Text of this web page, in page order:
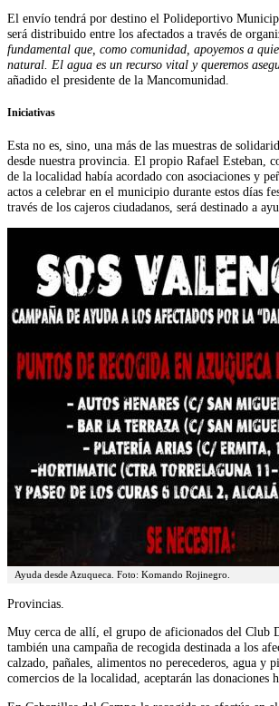
El envío tendrá por destino el Polideportivo
será distribuido entre los afectados a través de
fundamental que, como comunidad, apoyemos a
natural. El agua es un recurso vital y queremos
añadido el presidente de la Mancomunidad.
Iniciativas
Esta no es, sino, una más de las muestras de
desde nuestra provincia. El propio Rafael Esteban,
de la localidad había acordado con asociaciones y
actos a celebrar en el municipio durante estos días
través de los cajeros ciudadanos, será destinado a
Ayuda desde Azuqueca. Foto: Komando Rojinegro.
Provincias.
Muy cerca de allí, el grupo de aficionados del Club
también una campaña de recogida destinada a los
calzado, pañales, alimentos no perecederos, agua y
comercios de la localidad, aceptarán las donaciones